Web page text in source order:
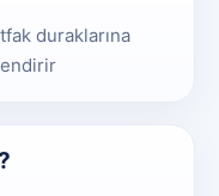
duraklarına